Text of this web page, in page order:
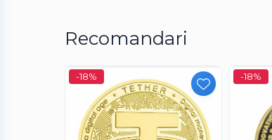
Supape de sens unic
Termometre de corp
Birotica & Papetarie
Recomandari
-18% -18%